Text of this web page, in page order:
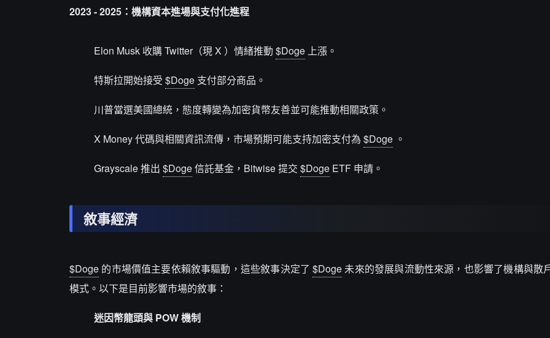
2023 - 2025：機構資本進場與支付化進程
Elon Musk 收購 Twitter（現 X ）情緒推動$Doge 上漲。
特斯拉開始接受$Doge 支付部分商品。
川普當選美國總統，態度轉變為加密貨幣友善並可能推動相關政策。
X Money 代碼與相關資訊流傳，市場預期可能支持加密支付為$Doge 。
Grayscale 推出$Doge信託基金，Bitwise 提交$Doge ETF 申請。
敘事經濟
$Doge 的市場價值主要依賴敘事驅動，這些敘事決定了$Doge未來的發展與流動性來源，也影響了機構與散
模式。以下是目前影響市場的敘事：
迷因幣龍頭與 POW 機制